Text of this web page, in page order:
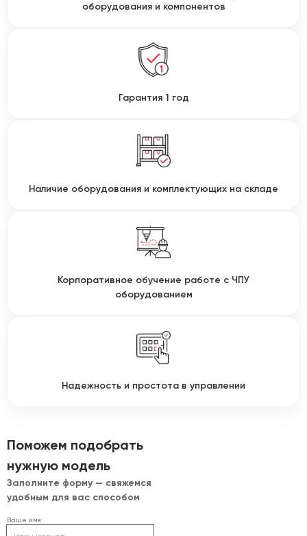
оборудования и компонентов
Гарантия 1 год
Наличие оборудования и комплектующих на складе
Корпоративное обучение работе с ЧПУ
оборудованием
Надежность и простота в управлении
Поможем подобрать
нужную модель
Заполните форму — свяжемся
удобным для вас способом
Ваше имя